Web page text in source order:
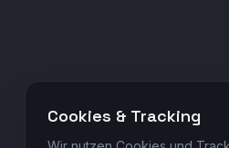
Cookies & Tracking